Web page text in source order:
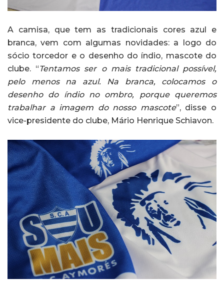
A camisa, que tem as tradicionais cores azul e
branca, vem com algumas novidades: a logo do
sócio torcedor e o desenho do índio, mascote do
clube. “Tentamos ser o mais tradicional possível,
pelo menos na azul. Na branca, colocamos o
desenho do índio no ombro, porque queremos
trabalhar a imagem do nosso mascote”, disse o
vice-presidente do clube, Mário Henrique Schiavon.